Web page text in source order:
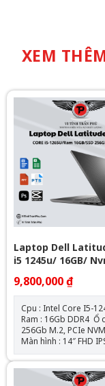
XEM
Laptop Dell
i5 1245u/ 16GB/
256Gb/ 14" FHD
9,800,000 ₫
Cpu : Intel Core I5-
Ram : 16Gb DDR4 Ổ cứng :
256Gb M.2, PCIe
Màn hình : 14″ FHD
x 1080) Đồ họa : Intel® Iris®
XE Graphics Kết nối : 1 USB
3.2 Gen 1 port with